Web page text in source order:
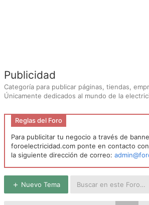
Publicidad
Categoría para publicar páginas, tiendas,
Únicamente dedicados al mundo de la
Reglas del Foro
Para publicitar tu negocio a través de
foroelectricidad.com ponte en contacto
la siguiente dirección de correo:
Nuevo Tema